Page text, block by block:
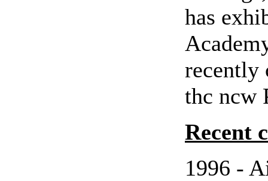
has
recently
thc ncw
Recent
1996 -